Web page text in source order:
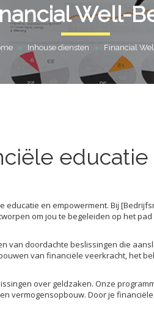
Well-
» Inhouse diensten » Financial
en empowerment. Bij
om jou te begeleiden op het
van doordachte beslissingen die
van financiële veerkracht, het
over geldzaken. Onze
vermogensopbouw. Door je